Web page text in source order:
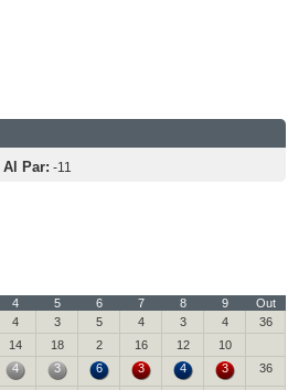
Al Par: -11
4 5 6 7 8 9
Out
4 3 5 4 3 4
36
14 18 2 16 12
10
4 3 6 3 4 3 36